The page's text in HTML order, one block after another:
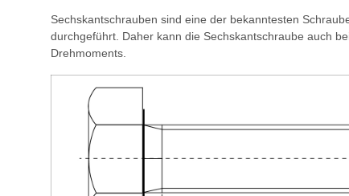
Sechskantschrauben sind eine der bekanntesten
durchgeführt. Daher kann die Sechskantschraube auch
Drehmoments.